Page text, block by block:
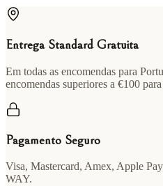
Entrega Standard Gratuita
Em todas as encomendas para
encomendas superiores a €100
Pagamento Seguro
Visa, Mastercard, Amex, Apple
WAY.